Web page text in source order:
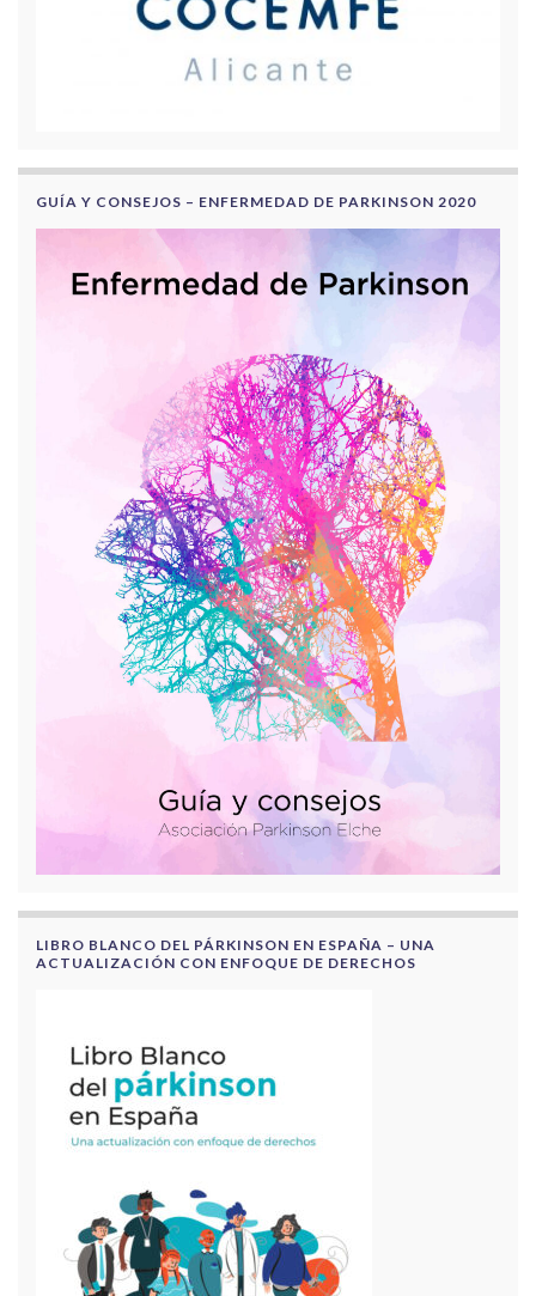
GUÍA Y CONSEJOS – ENFERMEDAD DE PARKINSON 2020
LIBRO BLANCO DEL PÁRKINSON EN ESPAÑA – UNA
ACTUALIZACIÓN CON ENFOQUE DE DERECHOS